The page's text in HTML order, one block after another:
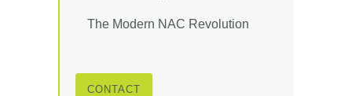
The Modern NAC Revolution
CONTACT